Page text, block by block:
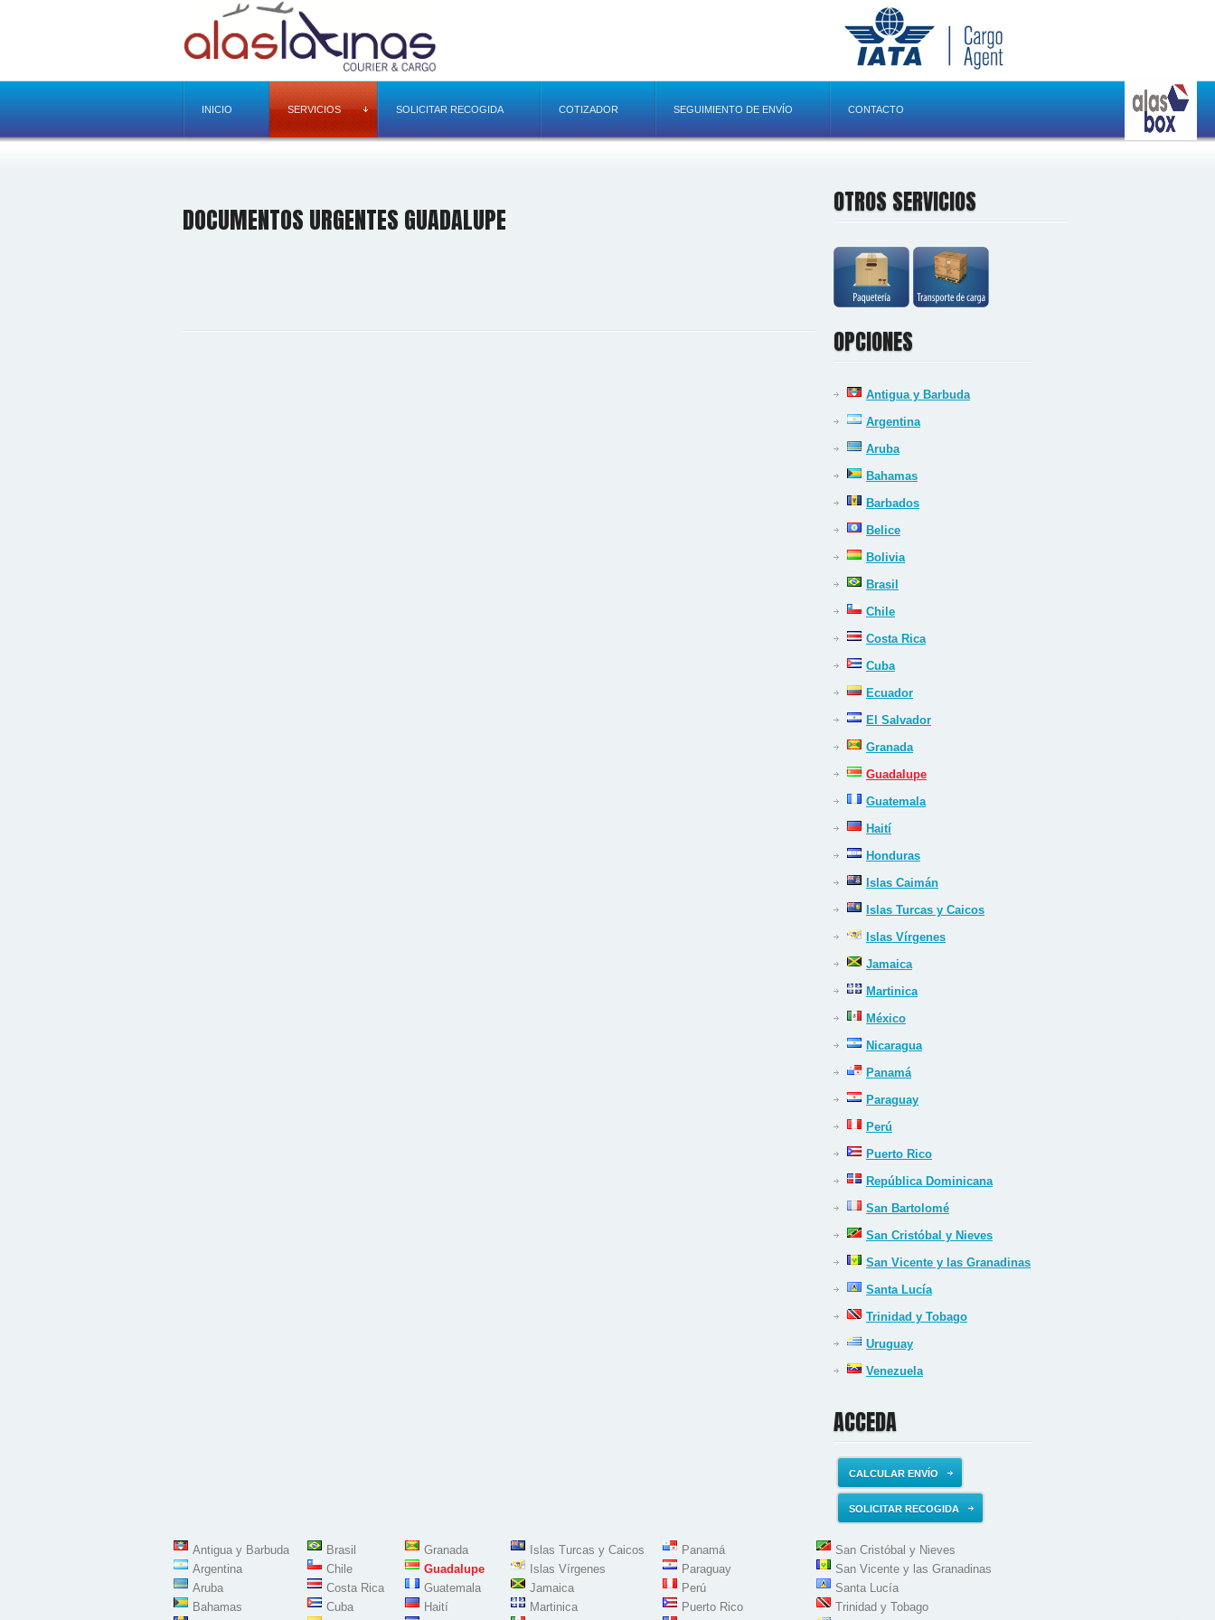
INICIO SERVICIOS SOLICITAR RECOGIDA COTIZADOR SEGUIMIENTO DE ENVÍO CONTACTO
DOCUMENTOS URGENTES GUADALUPE
OTROS SERVICIOS
OPCIONES
Antigua y Barbuda
Argentina
Aruba
Bahamas
Barbados
Belice
Bolivia
Brasil
Chile
Costa Rica
Cuba
Ecuador
El Salvador
Granada
Guadalupe
Guatemala
Haití
Honduras
Islas Caimán
Islas Turcas y Caicos
Islas Vírgenes
Jamaica
Martinica
México
Nicaragua
Panamá
Paraguay
Perú
Puerto Rico
República Dominicana
San Bartolomé
San Cristóbal y Nieves
San Vicente y las Granadinas
Santa Lucía
Trinidad y Tobago
Uruguay
Venezuela
ACCEDA
CALCULAR ENVÍO
SOLICITAR RECOGIDA
Antigua y Barbuda
Argentina
Aruba
Bahamas
Brasil
Chile
Costa Rica
Cuba
Granada
Guadalupe
Guatemala
Haití
Islas Turcas y Caicos
Islas Vírgenes
Jamaica
Martinica
Panamá
Paraguay
Perú
Puerto Rico
San Cristóbal y Nieves
San Vicente y las Granadinas
Santa Lucía
Trinidad y Tobago